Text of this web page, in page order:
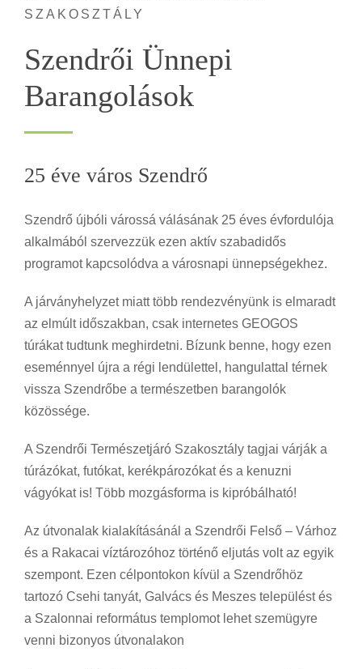
SZAKOSZTÁLY
Szendrői Ünnepi
Barangolások
25 éve város Szendrő
Szendrő újbóli várossá válásának 25 éves évfordulója
alkalmából szervezzük ezen aktív szabadidős
programot kapcsolódva a városnapi ünnepségekhez.
A járványhelyzet miatt több rendezvényünk is elmaradt
az elmúlt időszakban, csak internetes GEOGOS
túrákat tudtunk meghirdetni. Bízunk benne, hogy ezen
eseménnyel újra a régi lendülettel, hangulattal térnek
vissza Szendrőbe a természetben barangolók
közössége.
A Szendrői Természetjáró Szakosztály tagjai várják a
túrázókat, futókat, kerékpározókat és a kenuzni
vágyókat is! Több mozgásforma is kipróbálható!
Az útvonalak kialakításánál a Szendrői Felső – Várhoz
és a Rakacai víztározóhoz történő eljutás volt az egyik
szempont. Ezen célpontokon kívül a Szendrőhöz
tartozó Csehi tanyát, Galvács és Meszes települést és
a Szalonnai református templomot lehet szemügyre
venni bizonyos útvonalakon